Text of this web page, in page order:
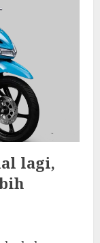
lagi,